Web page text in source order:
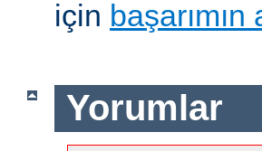
için başarımın
Yorumlar